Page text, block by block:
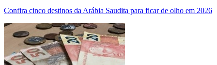
Confira cinco destinos da Arábia Saudita para ficar de olho em 2026